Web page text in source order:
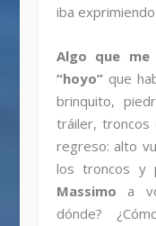
iba
Algo que
“hoyo”que
brinquito,
tráiler, troncos
regreso: alto
los troncos y
Massimo a
dónde?